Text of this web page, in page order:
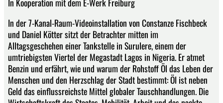
In der 7-Kanal-Raum-Videoinstallation von Constanze Fischbeck
und Daniel Kötter sitzt der Betrachter mitten im
Alltagsgeschehen einer Tankstelle in Surulere, einem der
umtriebigsten Viertel der Megastadt Lagos in Nigeria. Er atmet
Benzin und erfährt, wie und warum der Rohstoff Öl das Leben der
Menschen und den Herzschlag der Stadt bestimmt: Öl ist neben
Geld das einflussreichste Mittel globaler Tauschhandlungen. Die